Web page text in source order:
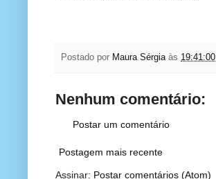
Postado por Maura Sérgia às 19:41:00
Nenhum comentário:
Postar um comentário
Postagem mais recente
Assinar: Postar comentários (Atom)